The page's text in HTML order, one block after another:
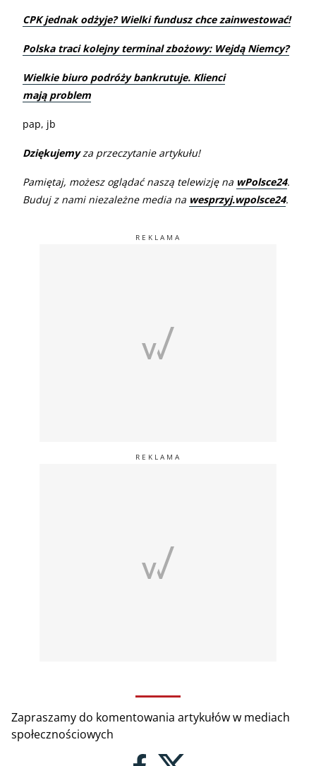
CPK jednak odżyje? Wielki fundusz chce zainwestować!
Polska traci kolejny terminal zbożowy: Wejdą Niemcy?
Wielkie biuro podróży bankrutuje. Klienci
mają problem
pap, jb
Dziękujemyza przeczytanie artykułu!
Pamiętaj, możesz oglądać naszą telewizję na wPolsce24.
Buduj z nami niezależne media na wesprzyj.wpolsce24.
Zapraszamy do komentowania artykułów w mediach
społecznościowych